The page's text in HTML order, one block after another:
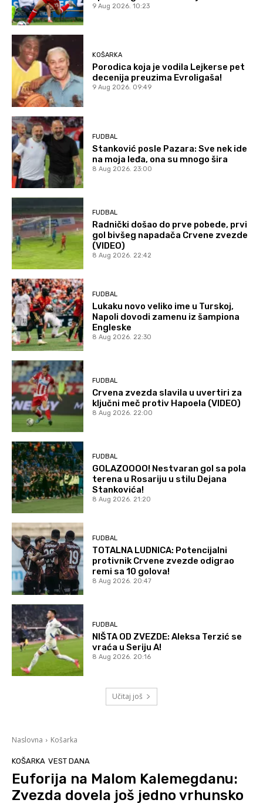
9 Aug 2026. 10:23
KOŠARKA
Porodica koja je vodila Lejkerse pet
decenija preuzima Evroligaša!
9 Aug 2026. 09:49
FUDBAL
Stanković posle Pazara: Sve nek ide
na moja leđa, ona su mnogo šira
8 Aug 2026. 23:00
FUDBAL
Radnički došao do prve pobede, prvi
gol bivšeg napadača Crvene zvezde
(VIDEO)
8 Aug 2026. 22:42
FUDBAL
Lukaku novo veliko ime u Turskoj,
Napoli dovodi zamenu iz šampiona
Engleske
8 Aug 2026. 22:30
FUDBAL
Crvena zvezda slavila u uvertiri za
ključni meč protiv Hapoela (VIDEO)
8 Aug 2026. 22:00
FUDBAL
GOLAZOOOO! Nestvaran gol sa pola
terena u Rosariju u stilu Dejana
Stankovića!
8 Aug 2026. 21:20
FUDBAL
TOTALNA LUDNICA: Potencijalni
protivnik Crvene zvezde odigrao
remi sa 10 golova!
8 Aug 2026. 20:47
FUDBAL
NIŠTA OD ZVEZDE: Aleksa Terzić se
vraća u Seriju A!
8 Aug 2026. 20:16
Učitaj još